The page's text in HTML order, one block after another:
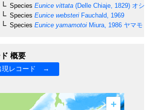
Species Eunice vittata (Delle Chiaje, 1829) オシ
Species Eunice websteri Fauchald, 1969
Species Eunice yamamotoi Miura, 1986 ヤマモ
概要
現レコード →
+